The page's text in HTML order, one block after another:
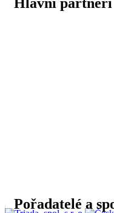
Hlavní partneři
Pořadatelé a